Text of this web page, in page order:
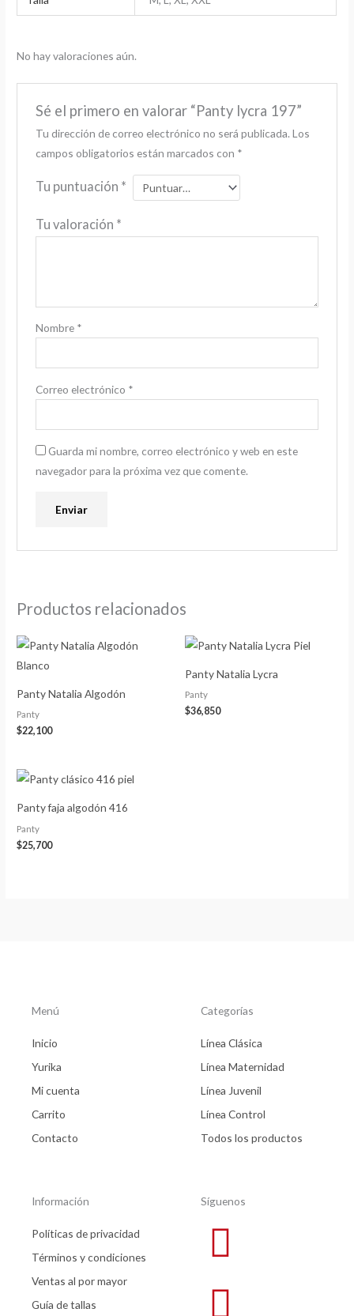
No hay valoraciones aún.
Sé el primero en valorar “Panty lycra 197”
Tu dirección de correo electrónico no será publicada. Los
campos obligatorios están marcados con *
Tu puntuación *
Tu valoración *
Nombre *
Correo electrónico *
Guarda mi nombre, correo electrónico y web en este
navegador para la próxima vez que comente.
Productos relacionados
Panty Natalia Algodón
Panty
$22,100
Panty Natalia Lycra
Panty
$36,850
Panty faja algodón 416
Panty
$25,700
Menú
Inicio
Yurika
Mi cuenta
Carrito
Contacto
Categorías
Línea Clásica
Línea Maternidad
Línea Juvenil
Línea Control
Todos los productos
Información
Políticas de privacidad
Términos y condiciones
Ventas al por mayor
Guía de tallas
Síguenos